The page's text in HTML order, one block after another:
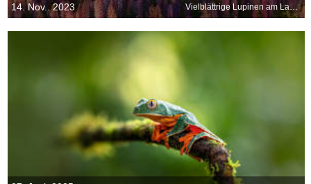
14. Nov.. 2023 Vielblättrige Lupinen am Lake Tekapo, Südinsel, Neuseeland